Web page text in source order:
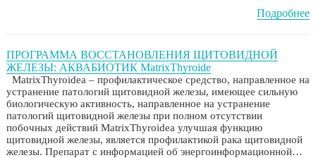
Подробнее
ПРОГРАММА ВОССТАНОВЛЕНИЯ ЩИТОВИДНОЙ
ЖЕЛЕЗЫ: АКВАБИОТИК MatrixThyroide
MatrixThyroidea – профилактическое средство, направленное на
устранение патологий щитовидной железы, имеющее сильную
биологическую активность, направленное на устранение
патологий щитовидной железы при полном отсутствии
побочных действий MatrixThyroidea улучшая функцию
щитовидной железы, является профилактикой рака щитовидной
железы. Препарат с информацией об энергоинформационной…